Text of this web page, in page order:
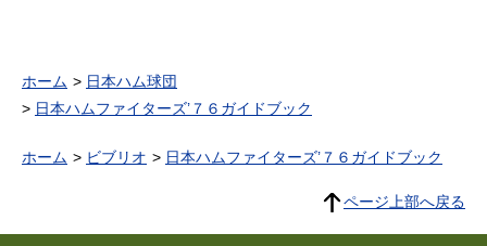
ホーム
日本ハム球団
日本ハムファイターズ’７６ガイドブック
ホーム ビブリオ 日本ハムファイターズ’７６ガイドブック
ページ上部へ戻る